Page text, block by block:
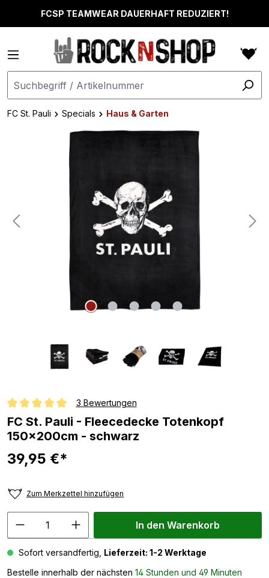
springenFCSP TEAMWEAR DAUERHAFT REDUZIERT!
FC St. Pauli Specials
Haus & Garten
Bildergalerie überspringen
Durchschnittliche Bewertung von 5 von 5 Sternen
3 Bewertungen
FC St. Pauli - Fleecedecke Totenkopf
150x200cm - schwarz
39,95 €*
Zum Merkzettel hinzufügen
In den Warenkorb
Sofort versandfertig, Lieferzeit: 1-2 Werktage
Bestelle innerhalb der nächsten 14 Stunden und 49 Minuten